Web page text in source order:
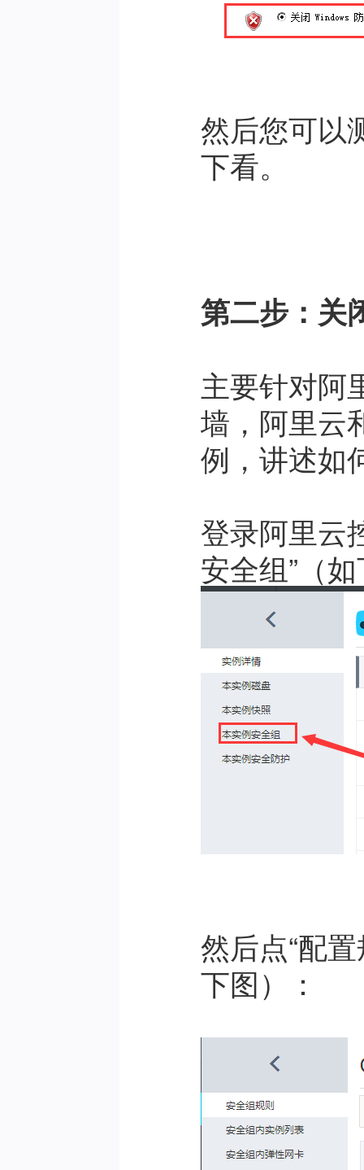
然后您可以
下看。
第二步：关
主要针对阿
墙，阿里云
例，讲述如
登录阿里云
安全组”（
然后点“配
下图）：